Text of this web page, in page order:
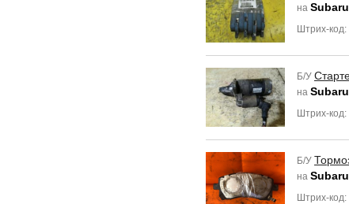
на
Штрих-код:
Б/У
на
Штрих-
Б/У
на
Штрих-